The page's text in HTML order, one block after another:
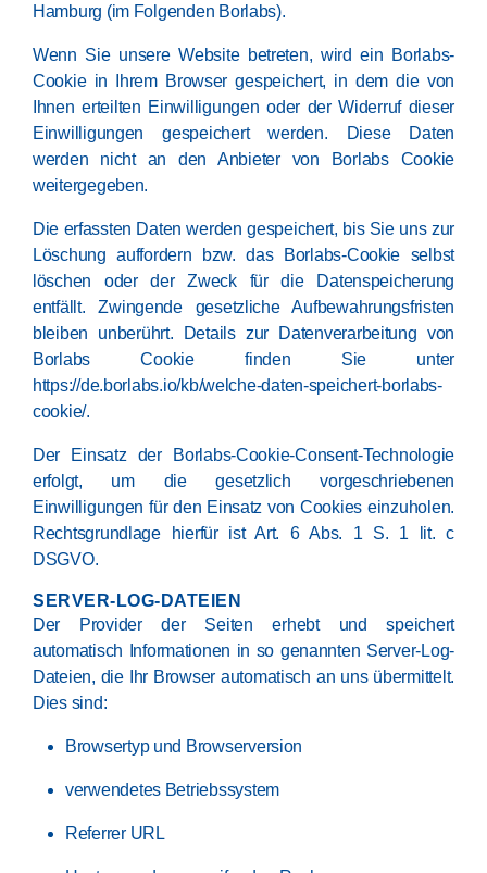
Hamburg (im Folgenden Borlabs).
Wenn Sie unsere Website betreten, wird ein Borlabs-
Cookie in Ihrem Browser gespeichert, in dem die von
Ihnen erteilten Einwilligungen oder der Widerruf dieser
Einwilligungen gespeichert werden. Diese Daten
werden nicht an den Anbieter von Borlabs Cookie
weitergegeben.
Die erfassten Daten werden gespeichert, bis Sie uns zur
Löschung auffordern bzw. das Borlabs-Cookie selbst
löschen oder der Zweck für die Datenspeicherung
entfällt. Zwingende gesetzliche Aufbewahrungsfristen
bleiben unberührt. Details zur Datenverarbeitung von
Borlabs Cookie finden Sie unter
https://de.borlabs.io/kb/welche-daten-speichert-borlabs-
cookie/.
Der Einsatz der Borlabs-Cookie-Consent-Technologie
erfolgt, um die gesetzlich vorgeschriebenen
Einwilligungen für den Einsatz von Cookies einzuholen.
Rechtsgrundlage hierfür ist Art. 6 Abs. 1 S. 1 lit. c
DSGVO.
SERVER-LOG-DATEIEN
Der Provider der Seiten erhebt und speichert
automatisch Informationen in so genannten Server-Log-
Dateien, die Ihr Browser automatisch an uns übermittelt.
Dies sind:
Browsertyp und Browserversion
verwendetes Betriebssystem
Referrer URL